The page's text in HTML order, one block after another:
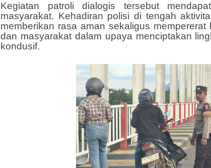
Kegiatan patroli dialogis tersebut
masyarakat. Kehadiran polisi di tengah
memberikan rasa aman sekaligus mempererat
dan masyarakat dalam upaya menciptakan
kondusif.